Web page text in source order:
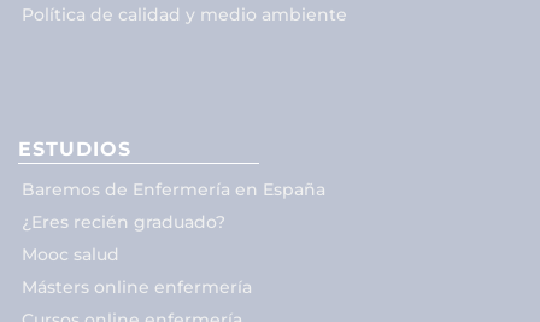
Política de calidad y medio ambiente
ESTUDIOS
Baremos de Enfermería en España
¿Eres recién graduado?
Mooc salud
Másters online enfermería